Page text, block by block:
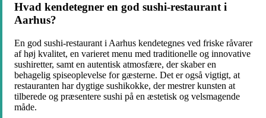
Hvad kendetegner en god sushi-restaurant i
Aarhus?
En god sushi-restaurant i Aarhus kendetegnes ved friske råvarer
af høj kvalitet, en varieret menu med traditionelle og innovative
sushiretter, samt en autentisk atmosfære, der skaber en
behagelig spiseoplevelse for gæsterne. Det er også vigtigt, at
restauranten har dygtige sushikokke, der mestrer kunsten at
tilberede og præsentere sushi på en æstetisk og velsmagende
måde.